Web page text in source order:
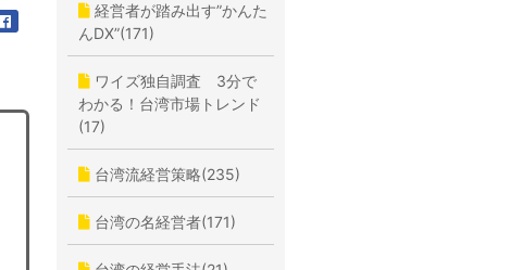
経営者が踏み出す”かんた
んDX”(171)
ワイズ独自調査 3分で
わかる！台湾市場トレンド
(17)
台湾流経営策略(235)
台湾の名経営者(171)